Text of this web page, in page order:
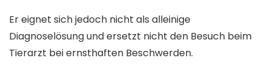
Er eignet sich jedoch nicht als alleinige
Diagnoselösung und ersetzt nicht den Besuch beim
Tierarzt bei ernsthaften Beschwerden.